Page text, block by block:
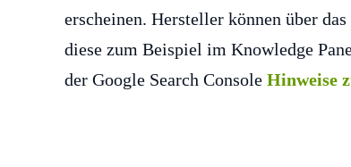
erscheinen. Hersteller können über
diese zum Beispiel im Knowledge
der Google Search Console Hinweise